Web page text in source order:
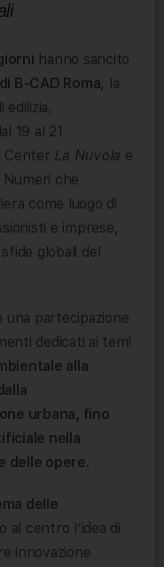
hanno sancito
B-CAD Roma, la
edilizia,
19 al 21
Center La Nuvola e
Numeri che
come luogo di
e imprese,
globali del
partecipazione
dedicati ai temi
alla
urbana, fino
nella
delle opere.
delle
al centro l’idea di
innovazione